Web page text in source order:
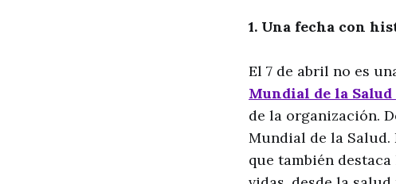
1. Una fecha con
El 7 de abril no es
Mundial de la Salud
de la organización.
Mundial de la Salud.
que también